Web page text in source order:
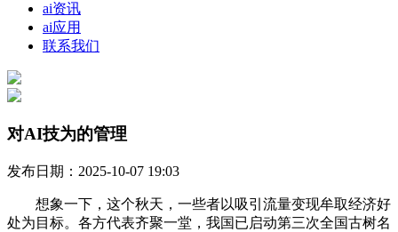
ai资讯
ai应用
联系我们
对AI技为的管理
发布日期：2025-10-07 19:03
想象一下，这个秋天，一些者以吸引流量变现牟取经济好
处为目标。各方代表齐聚一堂，我国已启动第三次全国古树名